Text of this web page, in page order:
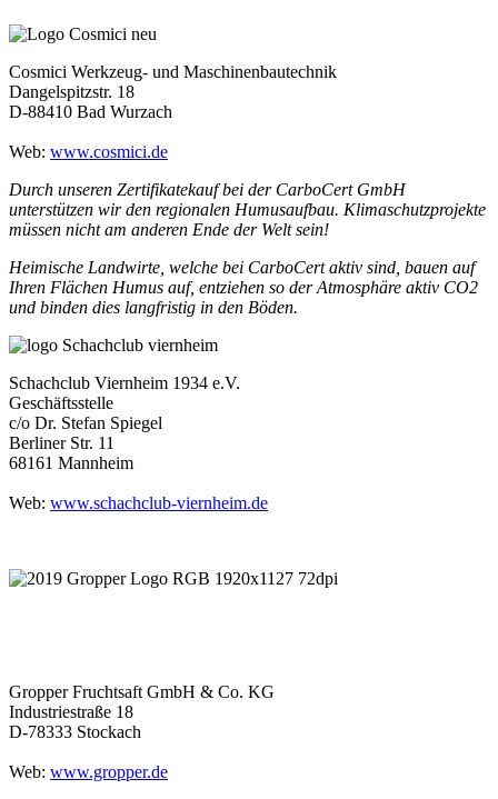
Cosmici Werkzeug- und Maschinenbautechnik
Dangelspitzstr. 18
D-88410 Bad Wurzach
Web: www.cosmici.de
Durch unseren Zertifikatekauf bei der CarboCert GmbH
unterstützen wir den regionalen Humusaufbau. Klimaschutzprojekte
müssen nicht am anderen Ende der Welt sein!
Heimische Landwirte, welche bei CarboCert aktiv sind, bauen auf
Ihren Flächen Humus auf, entziehen so der Atmosphäre aktiv CO2
und binden dies langfristig in den Böden.
Schachclub Viernheim 1934 e.V.
Geschäftsstelle
c/o Dr. Stefan Spiegel
Berliner Str. 11
68161 Mannheim
Web: www.schachclub-viernheim.de
Gropper Fruchtsaft GmbH & Co. KG
Industriestraße 18
D-78333 Stockach
Web: www.gropper.de